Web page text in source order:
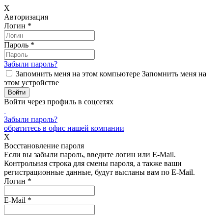
X
Авторизация
Логин *
Пароль *
Забыли пароль?
Запомнить меня на этом компьютере Запомнить меня на
этом устройстве
Войти через профиль в соцсетях
Забыли пароль?
обратитесь в офис нашей компании
X
Восстановление пароля
Если вы забыли пароль, введите логин или E-Mail.
Контрольная строка для смены пароля, а также ваши
регистрационные данные, будут высланы вам по E-Mail.
Логин *
E-Mail *